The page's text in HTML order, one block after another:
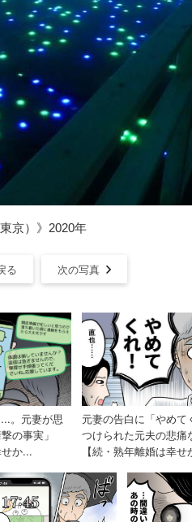
京）》2020年
る 次の写真